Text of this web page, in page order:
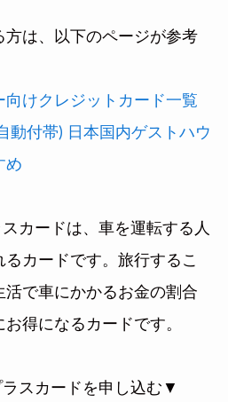
は、以下のページが参考
向けクレジットカード一覧
動付帯) 日本国内ゲストハウ
め
カードは、車を運転する人
カードです。旅行するこ
活で車にかかるお金の割合
得になるカードです。
スカードを申し込む▼